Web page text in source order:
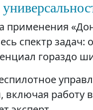
применения
спектр
гораздо
включая